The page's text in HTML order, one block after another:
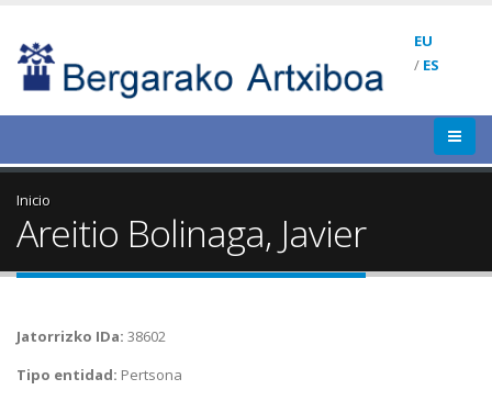
EU
/ ES
Inicio
Areitio Bolinaga, Javier
Jatorrizko IDa: 38602
Tipo entidad: Pertsona